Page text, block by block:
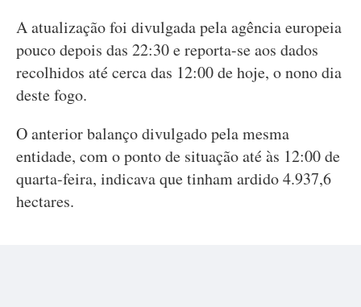
A atualização foi divulgada pela agência europeia
pouco depois das 22:30 e reporta-se aos dados
recolhidos até cerca das 12:00 de hoje, o nono dia
deste fogo.
O anterior balanço divulgado pela mesma
entidade, com o ponto de situação até às 12:00 de
quarta-feira, indicava que tinham ardido 4.937,6
hectares.